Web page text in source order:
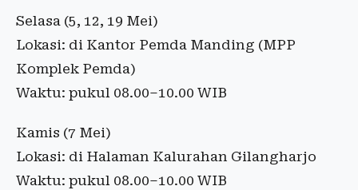
Selasa (5, 12, 19 Mei)
Lokasi: di Kantor Pemda Manding (MPP
Komplek Pemda)
Waktu: pukul 08.00–10.00 WIB
Kamis (7 Mei)
Lokasi: di Halaman Kalurahan Gilangharjo
Waktu: pukul 08.00–10.00 WIB